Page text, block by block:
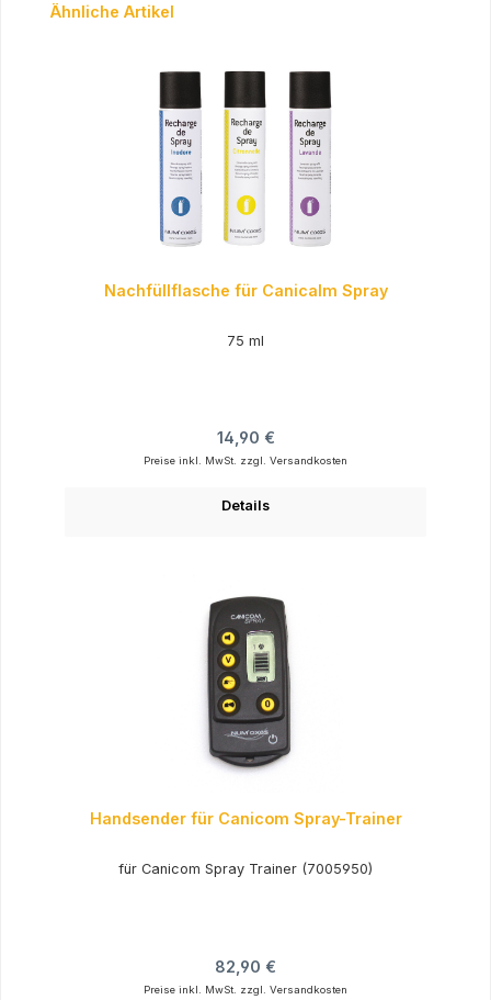
Produktgalerie überspringen
Ähnliche Artikel
Nachfüllflasche für Canicalm Spray
75 ml
Regulärer Preis:
14,90 €
Preise inkl. MwSt. zzgl. Versandkosten
Details
Handsender für Canicom Spray-Trainer
für Canicom Spray Trainer (7005950)
Regulärer Preis:
82,90 €
Preise inkl. MwSt. zzgl. Versandkosten